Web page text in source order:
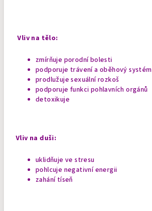
Vliv na tělo:
zmírňuje porodní bolesti
podporuje trávení a oběhový systém
prodlužuje sexuální rozkoš
podporuje funkci pohlavních orgánů
detoxikuje
Vliv na duši:
uklidňuje ve stresu
pohlcuje negativní energii
zahání tíseň